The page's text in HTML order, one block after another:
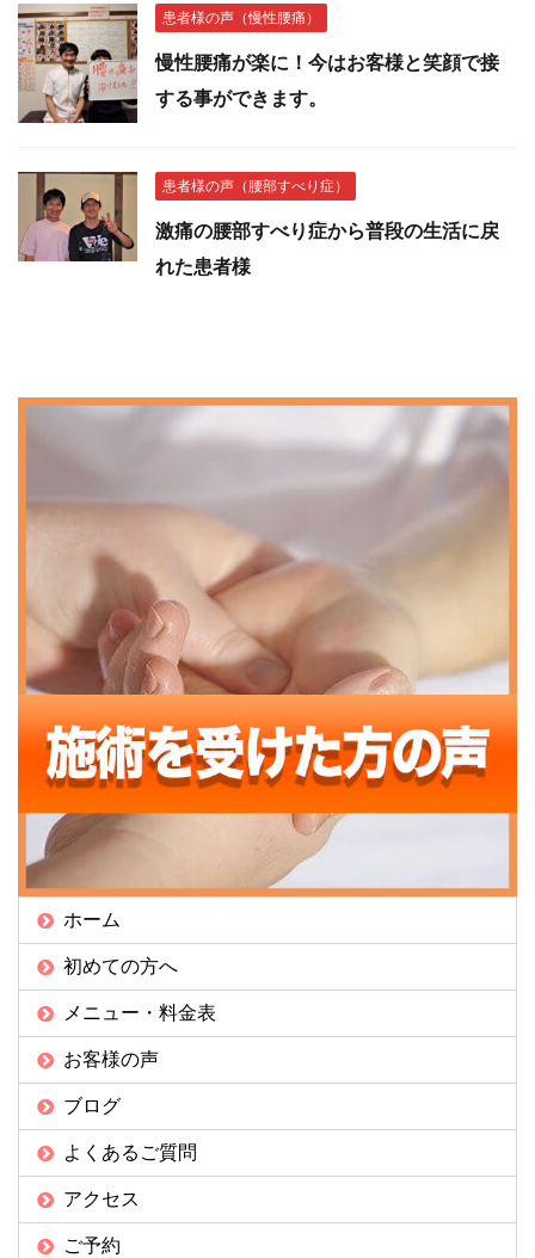
患者様の声（慢性腰痛）
慢性腰痛が楽に！今はお客様と笑顔で接
する事ができます。
患者様の声（腰部すべり症）
激痛の腰部すべり症から普段の生活に戻
れた患者様
ホーム
初めての方へ
メニュー・料金表
お客様の声
ブログ
よくあるご質問
アクセス
ご予約